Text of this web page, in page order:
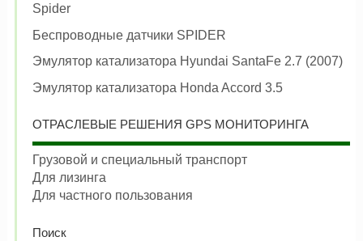
Spider
Беспроводные датчики SPIDER
Эмулятор катализатора Hyundai SantaFe 2.7 (2007)
Эмулятор катализатора Honda Accord 3.5
ОТРАСЛЕВЫЕ РЕШЕНИЯ GPS МОНИТОРИНГА
Грузовой и специальный транспорт
Для лизинга
Для частного пользования
Поиск